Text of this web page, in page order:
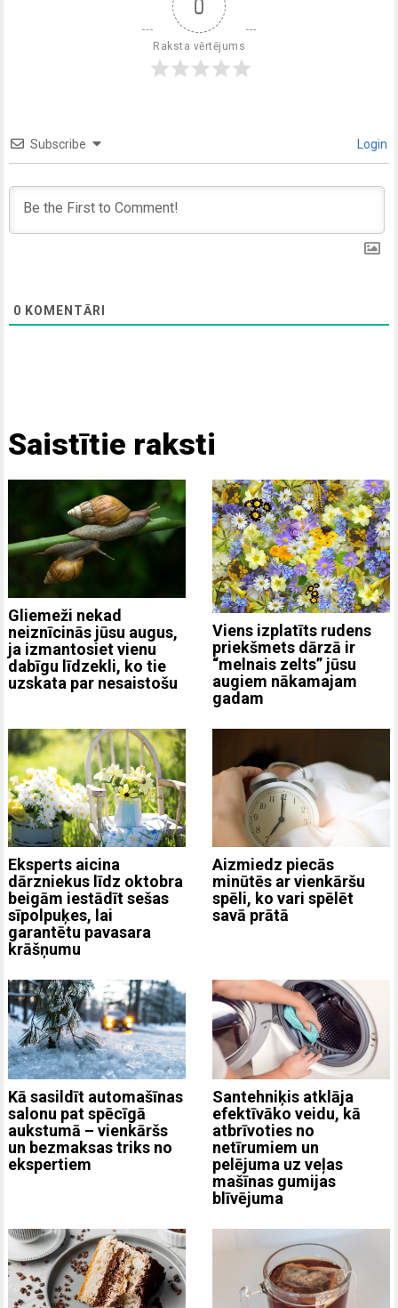
0
Raksta vērtējums
Subscribe Login
0 KOMENTĀRI
Saistītie raksti
Gliemeži nekad
neiznīcinās jūsu augus,
ja izmantosiet vienu
dabīgu līdzekli, ko tie
uzskata par nesaistošu
Viens izplatīts rudens
priekšmets dārzā ir
“melnais zelts” jūsu
augiem nākamajam
gadam
Eksperts aicina
dārzniekus līdz oktobra
beigām iestādīt sešas
sīpolpuķes, lai
garantētu pavasara
krāšņumu
Aizmiedz piecās
minūtēs ar vienkāršu
spēli, ko vari spēlēt
savā prātā
Kā sasildīt automašīnas
salonu pat spēcīgā
aukstumā – vienkāršs
un bezmaksas triks no
ekspertiem
Santehniķis atklāja
efektīvāko veidu, kā
atbrīvoties no
netīrumiem un
pelējuma uz veļas
mašīnas gumijas
blīvējuma